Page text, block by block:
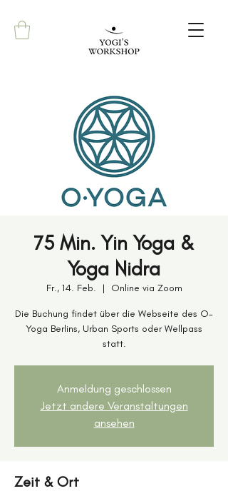
75 Min. Yin Yoga &
Yoga Nidra
Fr., 14. Feb.
  |
Online via Zoom
Die Buchung findet über die Webseite des O-
Yoga Berlins, Urban Sports oder Wellpass
statt.
Anmeldung geschlossen
Jetzt andere Veranstaltungen
ansehen
Zeit & Ort